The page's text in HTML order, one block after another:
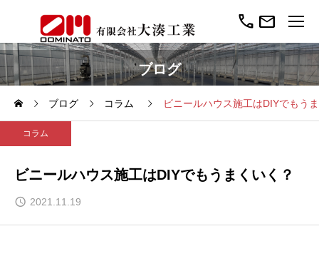
call mail
ブログ
ブログ コラム ビニールハウス施工はDIYでもう
コラム
ビニールハウス施工はDIYでもうまくいく？
2021.11.19